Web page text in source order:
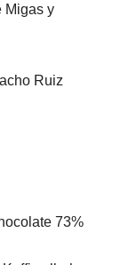
Migas y
Ruiz
73%